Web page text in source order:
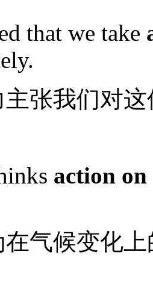
that we take
.
主张我们对这
action on
在气候变化上